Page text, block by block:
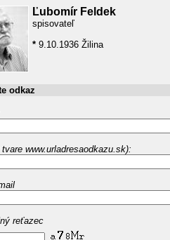
Ľubomír Feldek
spisovateľ
* 9.10.1936 Žilina
odkaz
tvare www.urladresaodkazu.sk):
reťazec